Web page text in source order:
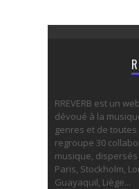
RREVERB est un
dévoué à la
genres et de toutes
regroupe 30
musique, dispersés
Paris, Stockholm,
Guayaquil, Liège...